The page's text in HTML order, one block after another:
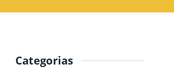
Categorias